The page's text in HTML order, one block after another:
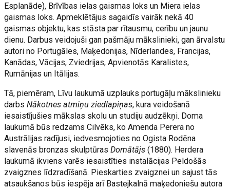
Esplanāde), Brīvības ielas gaismas loks un Miera ielas
gaismas loks. Apmeklētājus sagaidīs vairāk nekā 40
gaismas objektu, kas stāsta par rītausmu, cerību un jaunu
dienu. Darbus veidojuši gan pašmāju mākslinieki, gan ārvalstu
autori no Portugāles, Maķedonijas, Nīderlandes, Francijas,
Kanādas, Vācijas, Zviedrijas, Apvienotās Karalistes,
Rumānijas un Itālijas.
Tā, piemēram, Līvu laukumā uzplauks portugāļu mākslinieku
darbs Nākotnes atmiņu ziedlapiņas, kura veidošanā
iesaistījušies mākslas skolu un studiju audzēkņi. Doma
laukumā būs redzams Cilvēks, ko Amenda Perera no
Austrālijas radījusi, iedvesmojoties no Ogista Rodēna
slavenās bronzas skulptūras Domātājs (1880). Herdera
laukumā ikviens varēs iesaistīties instalācijas Peldošās
zvaigznes līdzradīšanā. Pieskarties zvaigznei un sajust tās
atsaukšanos būs iespēja arī Bastejkalnā maķedoniešu autora